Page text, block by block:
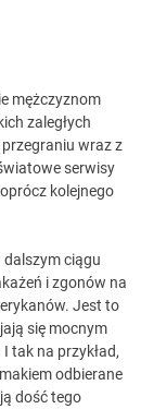
mężczyznom
zaległych
przegraniu wraz z
serwisy
kolejnego
dalszym ciągu
i zgonów na
Jest to
się mocnym
tak na przykład,
odbierane
dość tego